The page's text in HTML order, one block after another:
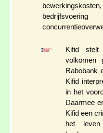
Kifid
volkomen
Rabobank
Kifid
in het
Daarmee
Kifid een
het